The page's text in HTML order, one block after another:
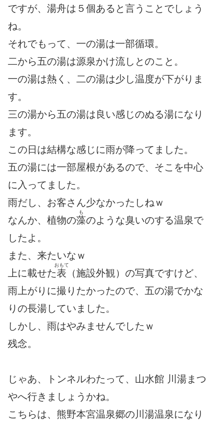
ですが、湯舟は５個あると言うことでしょう
ね。
それでもって、一の湯は一部循環。
二から五の湯は源泉かけ流しとのこと。
一の湯は熱く、二の湯は少し温度が下がりま
す。
三の湯から五の湯は良い感じのぬる湯になり
ます。
この日は結構な感じに雨が降ってました。
五の湯には一部屋根があるので、そこを中心
に入ってました。
雨だし、お客さん少なかったしねｗ
なんか、植物の藻
も
のような臭いのする温泉で
したよ。
また、来たいなｗ
上に載せた表
おもて
（施設外観）の写真ですけど、
雨上がりに撮りたかったので、五の湯でかな
りの長湯していました。
しかし、雨はやみませんでしたｗ
残念。
じゃあ、トンネルわたって、山水館 川湯まつ
やへ行きましょうかね。
こちらは、熊野本宮温泉郷の川湯温泉になり